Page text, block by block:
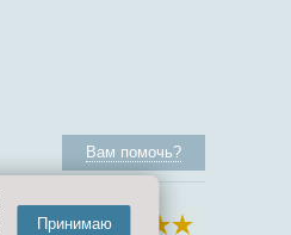
Вам помочь?
Принимаю